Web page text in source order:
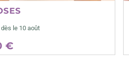
le 10 août
€